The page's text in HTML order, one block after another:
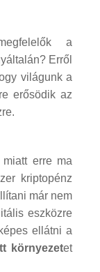
a
Erről
világunk a
erősödik az
miatt erre ma
kriptopénz
már nem
eszközre
ellátni a
környezetet